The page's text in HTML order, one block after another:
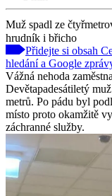
Muž spadl ze
hrudník i břicho
Přidejte si obsah
hledání a Google
Vážná nehoda
Devětapadesátiletý
metrů. Po pádu byl
místo proto okamžitě
záchranné služby.